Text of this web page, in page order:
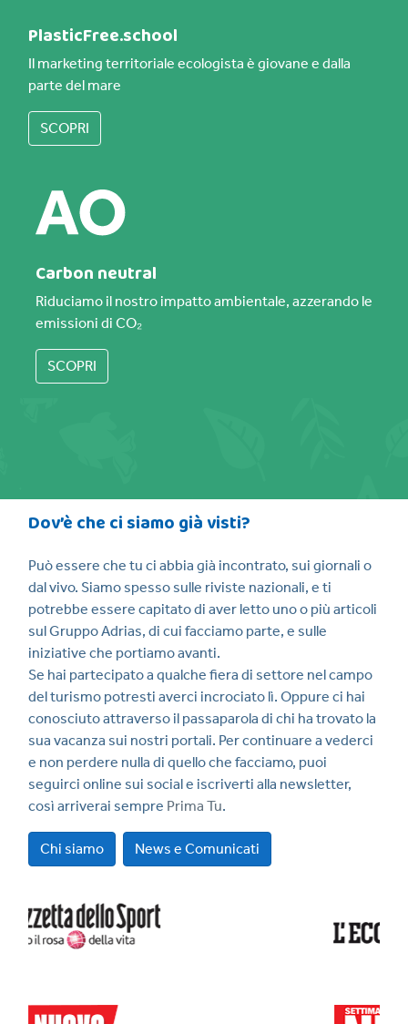
PlasticFree.school
Il marketing territoriale ecologista è giovane e dalla
parte del mare
SCOPRI
Carbon neutral
Riduciamo il nostro impatto ambientale, azzerando le
emissioni di CO₂
SCOPRI
Dov’è che ci siamo già visti?
Può essere che tu ci abbia già incontrato, sui giornali o
dal vivo. Siamo spesso sulle riviste nazionali, e ti
potrebbe essere capitato di aver letto uno o più articoli
sul Gruppo Adrias, di cui facciamo parte, e sulle
iniziative che portiamo avanti.
Se hai partecipato a qualche fiera di settore nel campo
del turismo potresti averci incrociato lì. Oppure ci hai
conosciuto attraverso il passaparola di chi ha trovato la
sua vacanza sui nostri portali. Per continuare a vederci
e non perdere nulla di quello che facciamo, puoi
seguirci online sui social e iscriverti alla newsletter,
così arriverai sempre Prima Tu.
Chi siamo News e Comunicati